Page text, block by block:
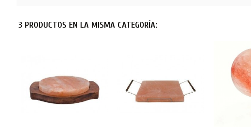
3 PRODUCTOS EN LA MISMA CATEGORÍA: